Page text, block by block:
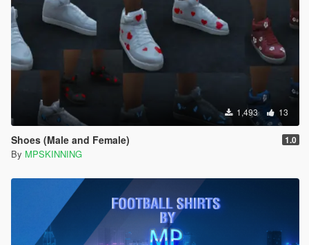
1,493 13
Shoes (Male and Female) 1.0
By MPSKINNING